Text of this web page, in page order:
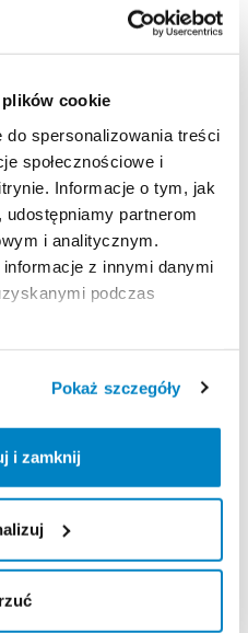
cookie
spersonalizowania treści
społecznościowe i
Informacje o tym, jak
partnerom
i analitycznym.
z innymi danymi
podczas
Pokaż szczegóły
i zamknij
Gdańsk, Polska
Inowrocław, Polska
Góra, Polska
Polska